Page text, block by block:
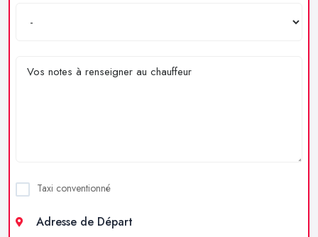
Taxi conventionné
Adresse de Départ